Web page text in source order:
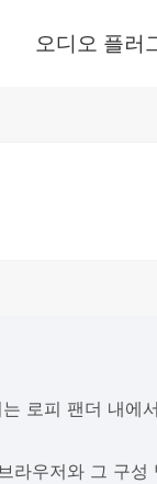
오디오 플러
로피 팬더 내에
라우저와 그 구